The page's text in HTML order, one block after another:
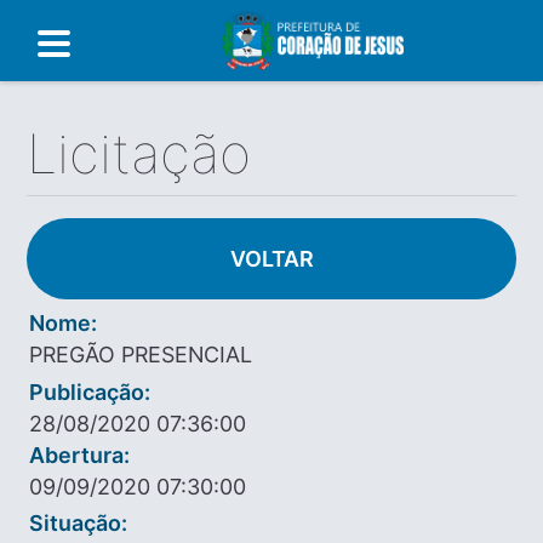
Licitação
VOLTAR
Nome:
PREGÃO PRESENCIAL
Publicação:
28/08/2020 07:36:00
Abertura:
09/09/2020 07:30:00
Situação: